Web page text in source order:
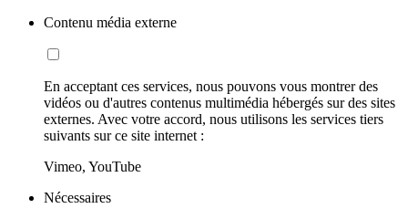
Contenu média externe
En acceptant ces services, nous pouvons vous montrer des
vidéos ou d'autres contenus multimédia hébergés sur des sites
externes. Avec votre accord, nous utilisons les services tiers
suivants sur ce site internet :
Vimeo, YouTube
Nécessaires